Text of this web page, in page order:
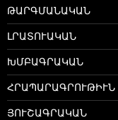
ԹԱՐԳՄԱՆԱԿԱՆ
ԼՐԱՏՈՒԱԿԱՆ
ԽՄԲԱԳՐԱԿԱՆ
ՀՐԱՊԱՐԱԳՐՈՒԹԻՒՆ
ՅՈՒՇԱԳՐԱԿԱՆ